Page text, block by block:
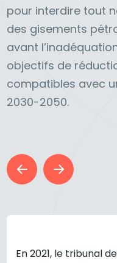
pour interdire tout
des gisements
avant
objectifs de
compatibles avec
2030-2050.
En 2021, le tribunal